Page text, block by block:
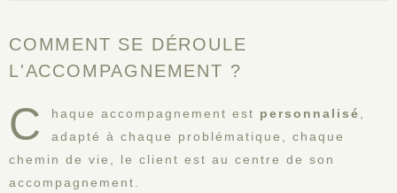
COMMENT SE DÉROULE
L'ACCOMPAGNEMENT ?
C haque accompagnement est personnalisé,
adapté à chaque problématique, chaque
chemin de vie, le client est au centre de son
accompagnement.